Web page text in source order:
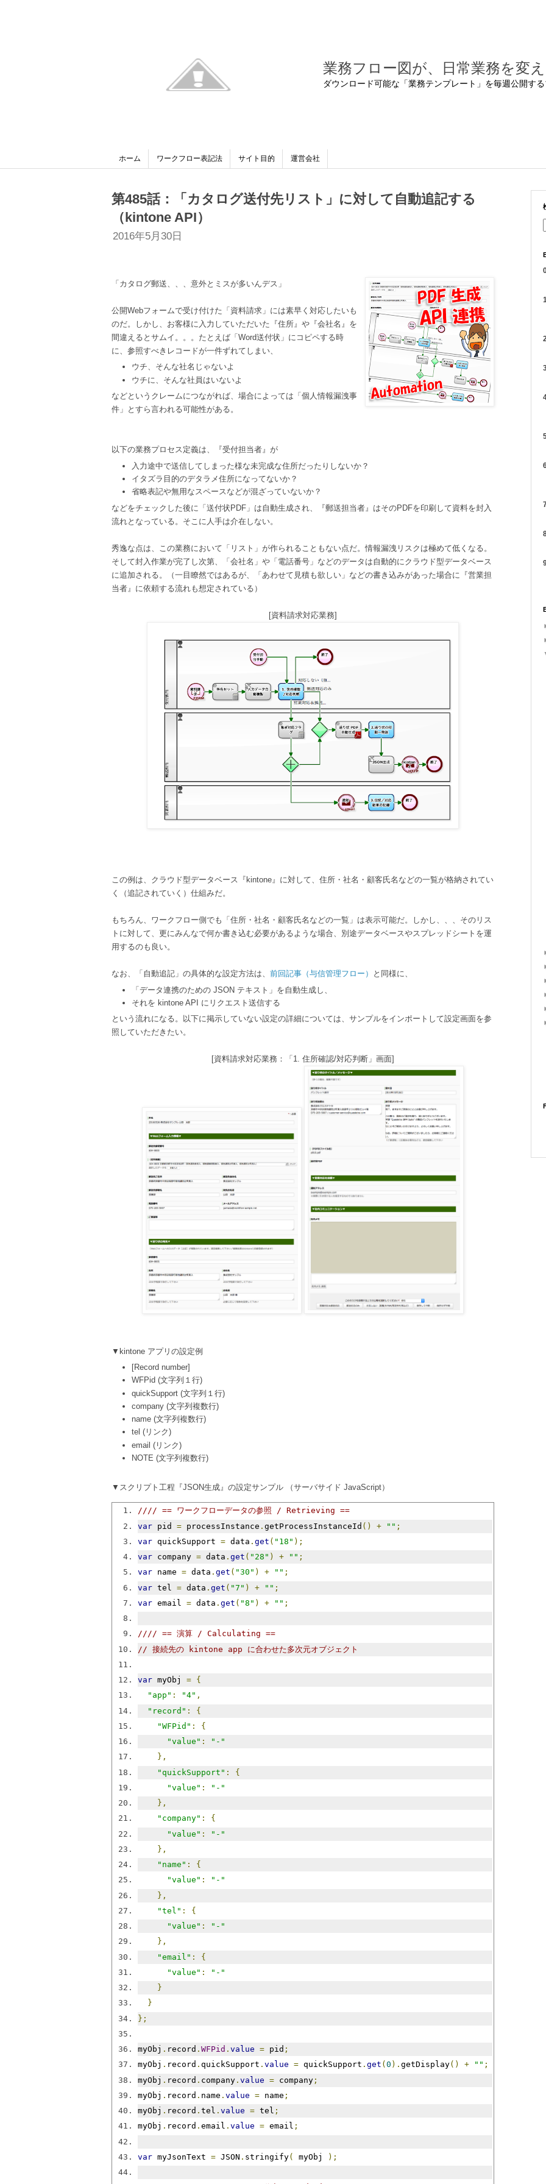
業務フロー図が、日常業務を変え
ダウンロード可能な「業務テンプレート」を毎週公開す
ホーム ワークフロー表記法 サイト目的 運営会社
第485話：「カタログ送付先リスト」に対して自動追記する
（kintone API）
2016年5月30日
「カタログ郵送、、、意外とミスが多いんデス」
公開Webフォームで受け付けた「資料請求」には素早く対応したいも
のだ。しかし、お客様に入力していただいた『住所』や『会社名』を
間違えるとサムイ。。。たとえば「Word送付状」にコピペする時
に、参照すべきレコードが一件ずれてしまい、
ウチ、そんな社名じゃないよ
ウチに、そんな社員はいないよ
などというクレームにつながれば、場合によっては「個人情報漏洩事
件」とすら言われる可能性がある。
以下の業務プロセス定義は、『受付担当者』が
入力途中で送信してしまった様な未完成な住所だったりしないか？
イタズラ目的のデタラメ住所になってないか？
省略表記や無用なスペースなどが混ざっていないか？
などをチェックした後に「送付状PDF」は自動生成され、『郵送担当者』はそのPDFを印刷して資料を封入
流れとなっている。そこに人手は介在しない。
秀逸な点は、この業務において「リスト」が作られることもない点だ。情報漏洩リスクは極めて低くなる。
そして封入作業が完了し次第、「会社名」や「電話番号」などのデータは自動的にクラウド型データベース
に追加される。（一目瞭然ではあるが、「あわせて見積も欲しい」などの書き込みがあった場合に『営業担
当者』に依頼する流れも想定されている）
[資料請求対応業務]
この例は、クラウド型データベース『kintone』に対して、住所・社名・顧客氏名などの一覧が格納されてい
く（追記されていく）仕組みだ。
もちろん、ワークフロー側でも「住所・社名・顧客氏名などの一覧」は表示可能だ。しかし、、、そのリス
トに対して、更にみんなで何か書き込む必要があるような場合、別途データベースやスプレッドシートを運
用するのも良い。
なお、「自動追記」の具体的な設定方法は、 前回記事（与信管理フロー）
と同様に、
「データ連携のための JSON テキスト」を自動生成し、
それを kintone API にリクエスト送信する
という流れになる。以下に掲示していない設定の詳細については、サンプルをインポートして設定画面を参
照していただきたい。
[資料請求対応業務：「1. 住所確認/対応判断」画面]
▼kintone アプリの設定例
[Record number]
WFPid (文字列１行)
quickSupport (文字列１行)
company (文字列複数行)
name (文字列複数行)
tel (リンク)
email (リンク)
NOTE (文字列複数行)
▼スクリプト工程『JSON生成』の設定サンプル （サーバサイド JavaScript）
//// == ワークフローデータの参照 / Retrieving ==
var pid = processInstance . getProcessInstanceId () + "" ;
var quickSupport = data . get ( "18" );
var company = data . get ( "28" ) + "" ;
var name = data . get ( "30" ) + "" ;
var tel = data . get ( "7" ) + "" ;
var email = data . get ( "8" ) + "" ;
//// == 演算 / Calculating ==
// 接続先の kintone app に合わせた多次元オブジェクト
var myObj = {
"app" : "4" ,
"record" :
{
"WFPid" :
{
"value" :
"-"
},
"quickSupport" :
{
"value" :
"-"
},
"company" :
{
"value" :
"-"
},
"name" :
{
"value" :
"-"
},
"tel" :
{
"value" :
"-"
},
"email" :
{
"value" :
"-"
}
}
};
myObj . record . WFPid . value = pid ;
myObj . record . quickSupport . value = quickSupport . get ( 0 ). getDisplay() + "" ;
myObj . record . company . value = company ;
myObj . record . name . value = name ;
myObj . record . tel . value = tel ;
myObj . record . email . value = email ;
var myJsonText = JSON . stringify( myObj );